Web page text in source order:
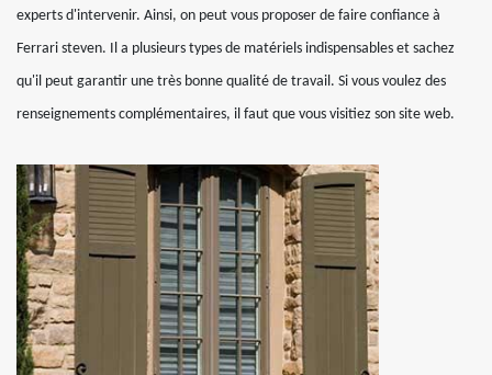
experts d'intervenir. Ainsi, on peut vous proposer de faire confiance à
Ferrari steven. Il a plusieurs types de matériels indispensables et sachez
qu'il peut garantir une très bonne qualité de travail. Si vous voulez des
renseignements complémentaires, il faut que vous visitiez son site web.